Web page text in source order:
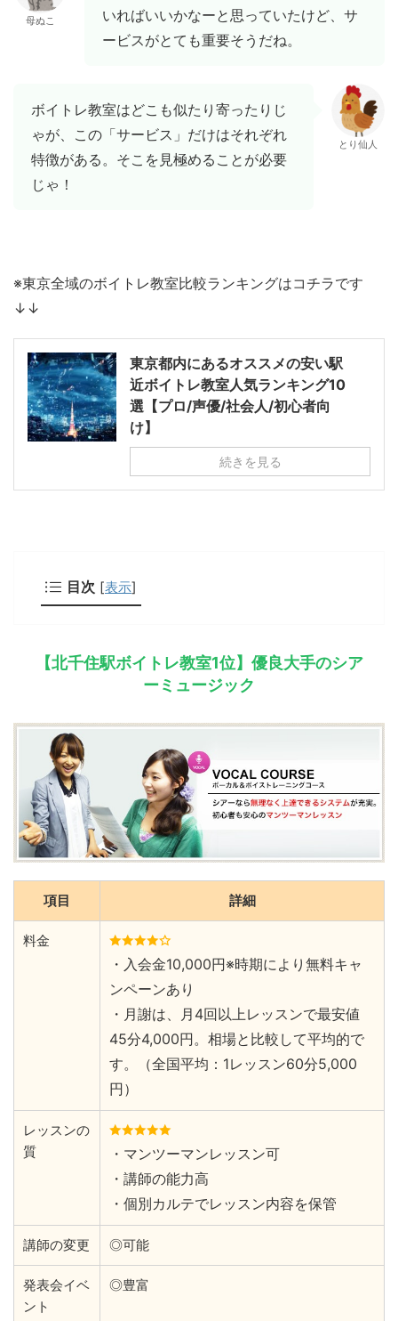
母ぬこ
いればいいかなーと思っていたけど、サ
ービスがとても重要そうだね。
ボイトレ教室はどこも似たり寄ったりじ
ゃが、この「サービス」だけはそれぞれ
特徴がある。そこを見極めることが必要
じゃ！
とり仙人
※東京全域のボイトレ教室比較ランキングはコチラです
↓↓
東京都内にあるオススメの安い駅
近ボイトレ教室人気ランキング10
選【プロ/声優/社会人/初心者向
け】
続きを見る
目次 [表示]
【北千住駅ボイトレ教室1位】優良大手のシア
ーミュージック
項目 詳細
料金
・入会金10,000円※時期により無料キャ
ンペーンあり
・月謝は、月4回以上レッスンで最安値
45分4,000円。相場と比較して平均的で
す。（全国平均：1レッスン60分5,000
円）
レッスンの
質
・マンツーマンレッスン可
・講師の能力高
・個別カルテでレッスン内容を保管
講師の変更 ◎可能
発表会イベ
ント
◎豊富